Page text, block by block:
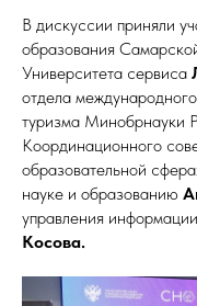
В дискуссии приняли
образования
Университета сервиса
отдела
туризма Минобрнауки
Координационного
образовательной
науке и образованию
управления
Косова.